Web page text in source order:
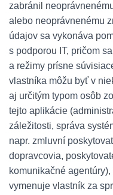
zabránil
alebo neoprávnenému
údajov sa vykonáva
s podporou IT, pričom
a režimy prísne
vlastníka môžu byť v
aj určitým typom osôb
tejto aplikácie
záležitosti, správa
napr. zmluvní
dopravcovia,
komunikačné
vymenuje vlastník za